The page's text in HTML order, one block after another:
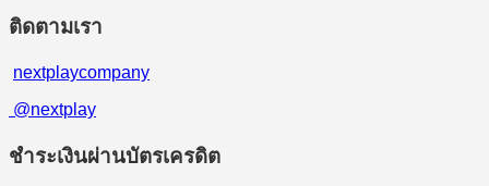
ติดตามเรา
nextplaycompany
@nextplay
ชำระเงินผ่านบัตรเครดิต